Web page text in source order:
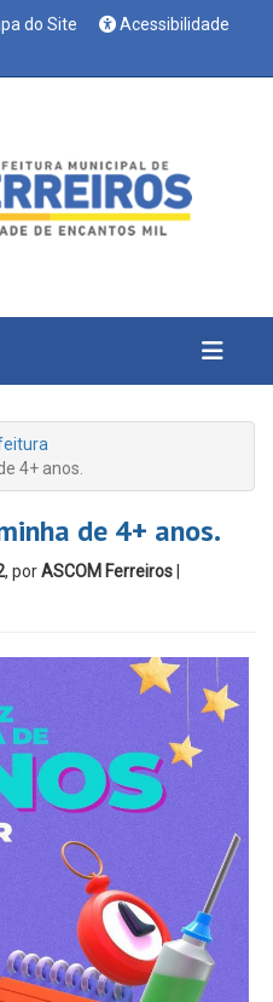
do Site
Acessibilidade
4+ anos.
de 4+ anos.
, porASCOM Ferreiros